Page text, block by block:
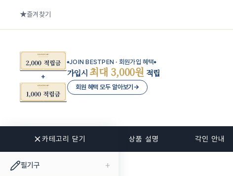
즐겨찾기
JOIN BESTPEN · 회원가입 혜택
가입시 최대 3,000원 적립
회원 혜택 모두 알아보기 →
카테고리 닫기
필기구 +
관련 상품 상품 설명 각인 안내